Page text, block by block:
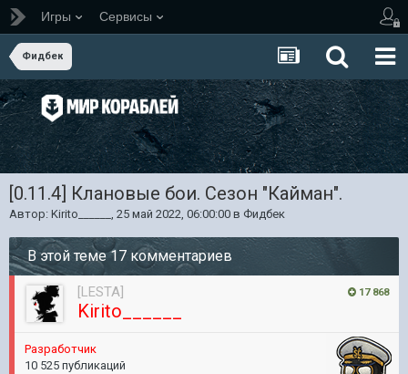
Игры Сервисы
Фидбек
[0.11.4] Клановые бои. Сезон "Кайман".
Автор: Kirito______ , 25 май 2022, 06:00:00 в Фидбек
В этой теме 17 комментариев
17 868
[LESTA]
Kirito______
Разработчик
10 525 публикаций